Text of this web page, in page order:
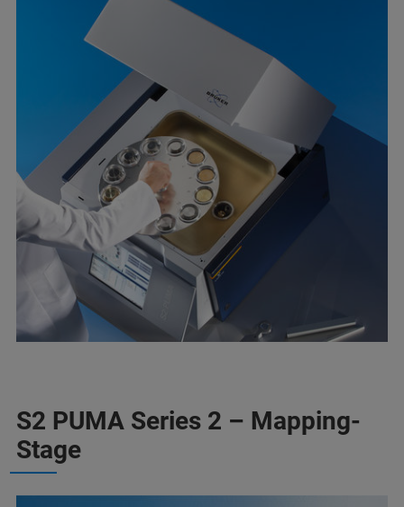
S2 PUMA Series 2 – Mapping-
Stage